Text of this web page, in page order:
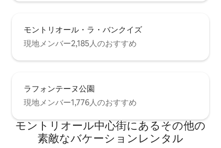
モントリオール・ラ・バンクイズ
現地メンバー2,185人のおすすめ
ラフォンテーヌ公園
現地メンバー1,776人のおすすめ
モントリオール中心街にあるその他の
素敵なバケーションレンタル